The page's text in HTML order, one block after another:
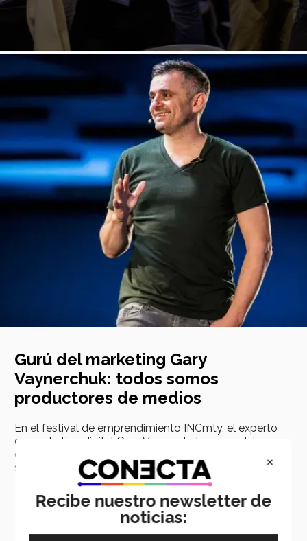
Gurú del marketing Gary
Vaynerchuk: todos somos
productores de medios
En el festival de emprendimiento INCmty, el experto
en marketing digital Gary Vaynerchuk compartió su
experencia y dio consejos concretos para impulsar
startups.
×
Recibe nuestro newsletter de
noticias: